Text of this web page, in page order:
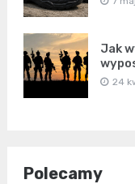
Jak
24
Polecamy